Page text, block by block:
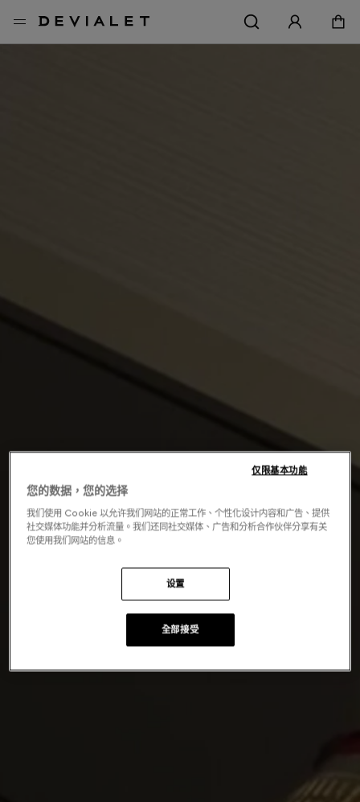
您的数据，您的选择
我们使用 Cookie 以允许我们网站的正常工作、个性化设计内容和广告、提供
社交媒体功能并分析流量。我们还同社交媒体、广告和分析合作伙伴分享有关
您使用我们网站的信息。
设置
仅限基本功能
全部接受